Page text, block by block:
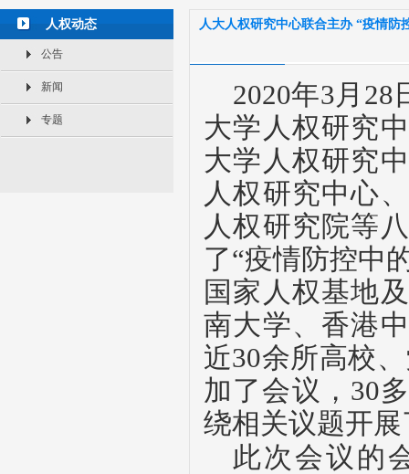
人权动态
公告
新闻
专题
人大人权研究中心联合主办 “疫情防
2020年3月
大学人权研究
大学人权研究
人权研究中心
人权研究院等
了“疫情防控中
国家人权基地
南大学、香港
近30余所高校
加了会议，30
绕相关议题开
此次会议的